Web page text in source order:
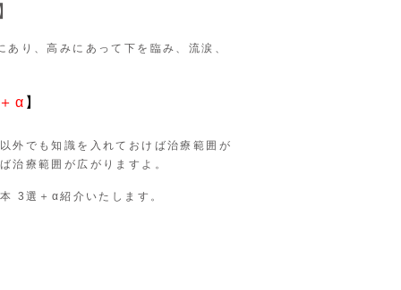
り、高みにあって下を臨み、流涙、
α 】
外でも知識を入れておけば治療範囲が
治療範囲が広がりますよ。
3選＋α紹介いたします。